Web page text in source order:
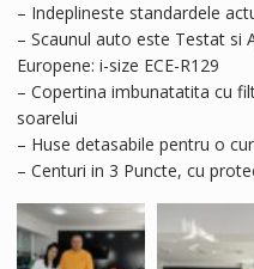
– Indeplineste standardele
– Scaunul auto este Testat
Europene: i-size ECE-R129
– Copertina imbunatatita cu
soarelui
– Huse detasabile pentru o
– Centuri in 3 Puncte, cu